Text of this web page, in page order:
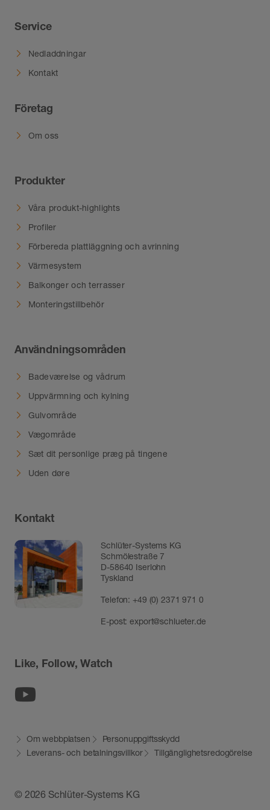
förväg.
Service
Nedladdningar
Kontakt
Företag
Om oss
Produkter
Våra produkt-highlights
Profiler
Förbereda plattläggning och avrinning
Värmesystem
Balkonger och terrasser
Monteringstillbehör
Användningsområden
Badeværelse og vådrum
Uppvärmning och kylning
Gulvområde
Vægområde
Sæt dit personlige præg på tingene
Uden døre
Kontakt
Schlüter-Systems KG
Schmölestraße 7
D-58640 Iserlohn
Tyskland
Telefon:+49 (0) 2371 971 0
E-post:export@schlueter.de
Like, Follow, Watch
© 2026 Schlüter-Systems KG
Om webbplatsen
Personuppgiftsskydd
Leverans- och betalningsvillkor
Tillgänglighetsredogörelse